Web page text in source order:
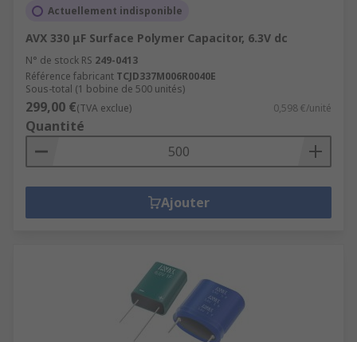
Actuellement indisponible
AVX 330 μF Surface Polymer Capacitor, 6.3V dc
N° de stock RS 249-0413
Référence fabricant TCJD337M006R0040E
Sous-total (1 bobine de 500 unités)
299,00 €(TVA exclue) 0,598 €/unité
Quantité
Ajouter